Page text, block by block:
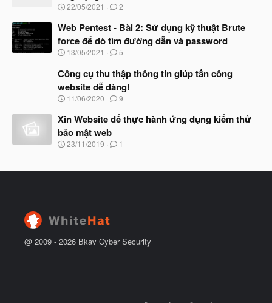
ắ
đ
ầ
u
N
à
b
ắ
đ
ầ
u
22/05/2021 2
Web Pentest - Bài 2: Sử dụng kỹ thuật Brute
force để dò tìm đường dẫn và password
N
à
y
b
ắ
đ
ầ
u
13/05/2021 5
Công cụ thu thập thông tin giúp tấn công
website dễ dàng!
N
à
y
b
ắ
11/06/2020 9
Xin Website để thực hành ứng dụng kiểm thử
bảo mật web
N
y
ầ
23/11/2019 1
@ 2009 - 2026 Bkav Cyber Security